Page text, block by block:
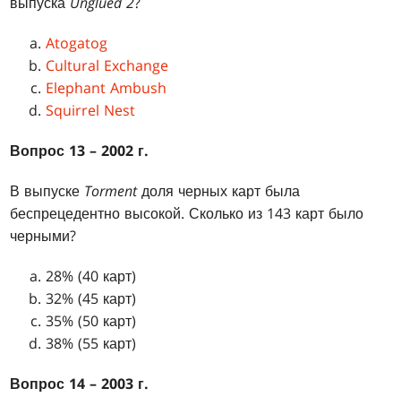
Atogatog
Cultural Exchange
Elephant Ambush
Squirrel Nest
Вопрос 13 – 2002 г.
В выпуске Tormentдоля черных карт была
беспрецедентно высокой. Сколько из 143 карт было
черными?
28% (40 карт)
32% (45 карт)
35% (50 карт)
38% (55 карт)
Вопрос 14 – 2003 г.